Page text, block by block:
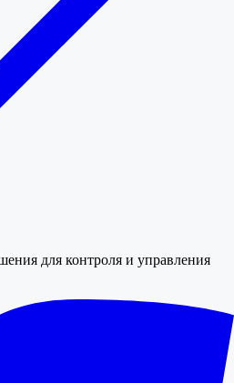
для контроля и управления